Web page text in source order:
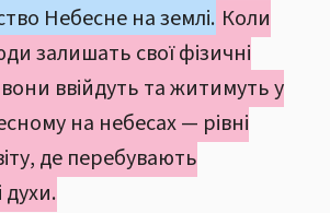
Небесне на землі. Коли
залишать свої фізичні
вони ввійдуть та житимуть у
на небесах — рівні
де перебувають